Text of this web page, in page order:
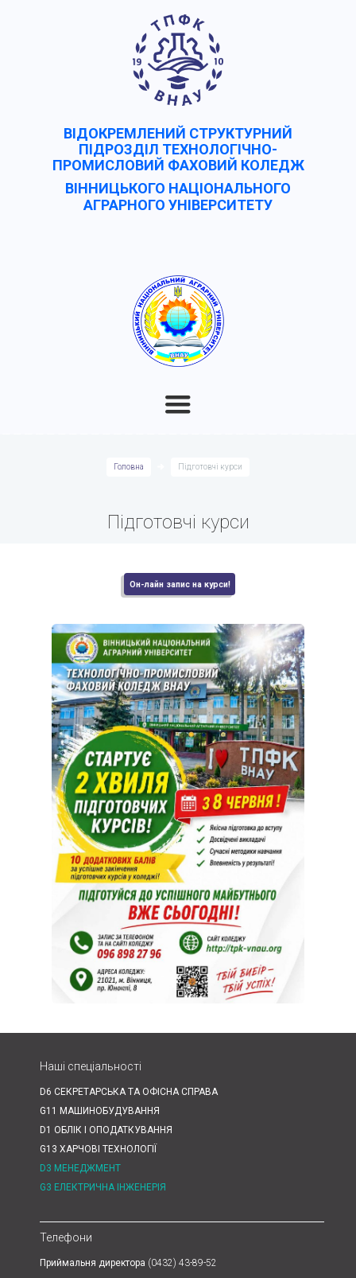
ВІДОКРЕМЛЕНИЙ СТРУКТУРНИЙ
ПІДРОЗДІЛ ТЕХНОЛОГІЧНО-
ПРОМИСЛОВИЙ ФАХОВИЙ КОЛЕДЖ
ВІННИЦЬКОГО НАЦІОНАЛЬНОГО
АГРАРНОГО УНІВЕРCИТЕТУ
Головна Підготовчі курси
Підготовчі курси
Он-лайн запис на курси!
Наші спеціальності
D6 СЕКРЕТАРСЬКА ТА ОФІСНА СПРАВА
G11 МАШИНОБУДУВАННЯ
D1 ОБЛІК І ОПОДАТКУВАННЯ
G13 ХАРЧОВІ ТЕХНОЛОГІЇ
D3 МЕНЕДЖМЕНТ
G3 ЕЛЕКТРИЧНА ІНЖЕНЕРІЯ
Телефони
Приймальня директора (0432) 43-89-52